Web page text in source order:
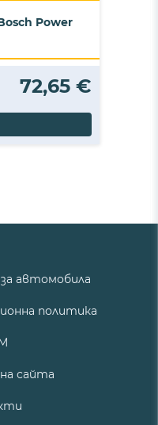
Power
72,65 €
автомобила
политика
сайта